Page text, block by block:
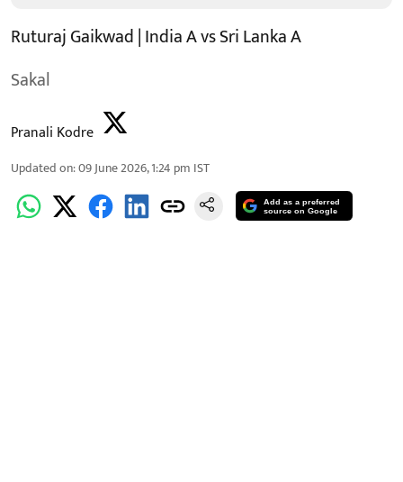
Ruturaj Gaikwad | India A vs Sri Lanka A
Sakal
Pranali Kodre
Updated on:09 June 2026, 1:24 pm IST
Add as a preferred
source on Google